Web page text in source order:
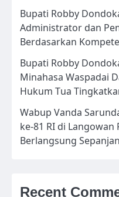
Bupati Robby
Administrator dan
Berdasarkan
Bupati Robby
Minahasa Waspadai
Hukum Tua
Wabup Vanda
ke-81 RI di Langowan
Berlangsung
Recent